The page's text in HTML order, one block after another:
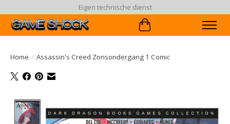
Eigen technische dienst
Winkelwagen
Home / Assassin's Creed Zonsondergang 1 Comic
Product image slideshow Items